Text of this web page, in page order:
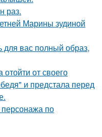
раз.
Марины зудиной
для вас полный образ,
от своего
и предстала перед
персонажа по